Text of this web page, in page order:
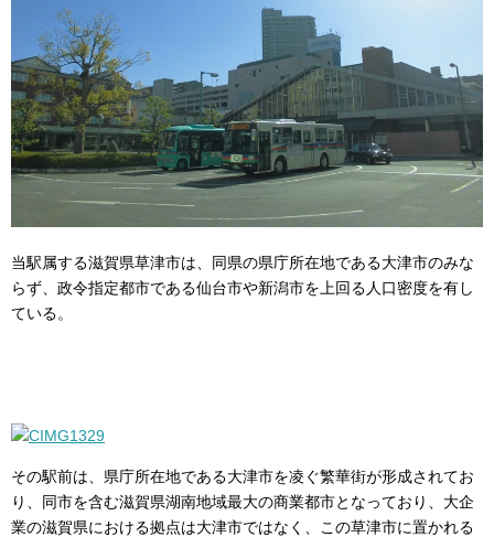
当駅属する滋賀県草津市は、同県の県庁所在地である大津市のみな
らず、政令指定都市である仙台市や新潟市を上回る人口密度を有し
ている。
その駅前は、県庁所在地である大津市を凌ぐ繁華街が形成されてお
り、同市を含む滋賀県湖南地域最大の商業都市となっており、大企
業の滋賀県における拠点は大津市ではなく、この草津市に置かれる